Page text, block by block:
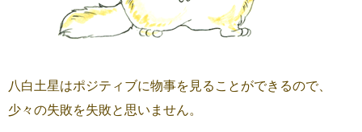
八白土星はポジティブに物事を見ることができるので、
少々の失敗を失敗と思いません。